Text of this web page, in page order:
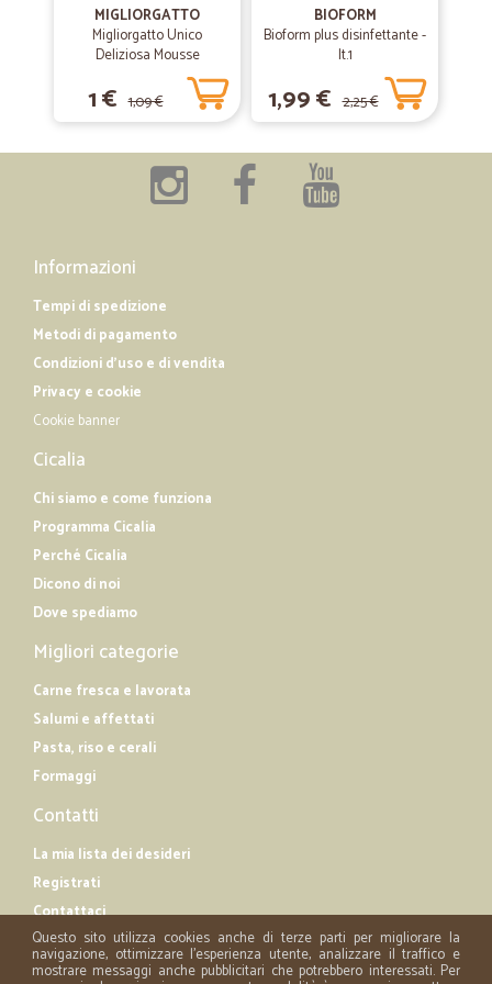
—Silvana beltrami c/o sp S.
Molto precisi e veloci ...
Molto precisi e veloci .... sono soddisfatta
MIGLIORGATTO
Migliorgatto Unico
Deliziosa Mousse
Prosciutto 85 gr.
1 € 1,09 €
BIOFORM
Bioform plus disinfettante -
lt.1
1,99 € 2,25 €
Informazioni
Tempi di spedizione
Metodi di pagamento
Condizioni d'uso e di vendita
Privacy e cookie
Cookie banner
Cicalia
Chi siamo e come funziona
Programma Cicalia
Perché Cicalia
Dicono di noi
Dove spediamo
Migliori categorie
Carne fresca e lavorata
Salumi e affettati
Pasta, riso e cerali
Formaggi
Contatti
La mia lista dei desideri
Registrati
Contattaci
Questo sito utilizza cookies anche di terze parti per migliorare la
navigazione, ottimizzare l'esperienza utente, analizzare il traffico e
mostrare messaggi anche pubblicitari che potrebbero interessati. Per